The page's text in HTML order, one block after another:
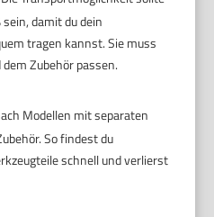
damit du dein
tragen kannst. Sie muss
Zubehör passen.
Modellen mit separaten
So findest du
schnell und verlierst